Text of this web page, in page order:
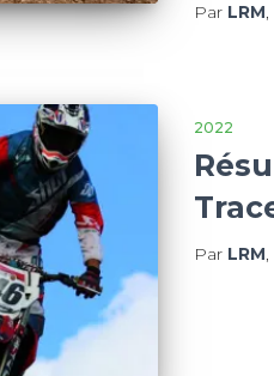
Par LRM
2022
Par LRM